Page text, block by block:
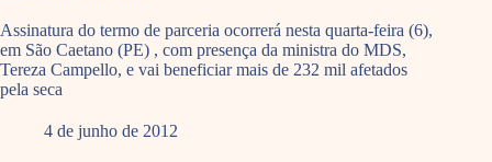
Assinatura do termo de parceria ocorrerá nesta quarta-feira (6),
em São Caetano (PE) , com presença da ministra do MDS,
Tereza Campello, e vai beneficiar mais de 232 mil afetados
pela seca
4 de junho de 2012